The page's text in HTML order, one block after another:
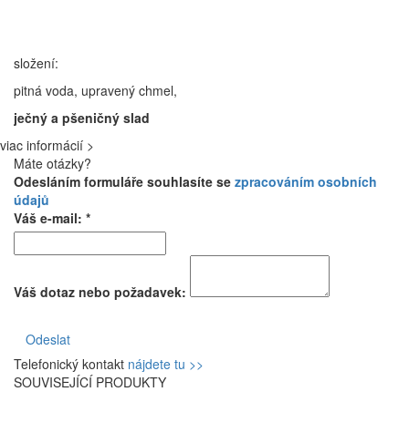
složení:
pitná voda, upravený chmel,
ječný a pšeničný slad
viac informácií >
Máte otázky?
Odesláním formuláře souhlasíte se zpracováním osobních
údajů
Váš e-mail: *
Váš dotaz nebo požadavek:
Odeslat
Telefonický kontakt nájdete tu >>
SOUVISEJÍCÍ PRODUKTY